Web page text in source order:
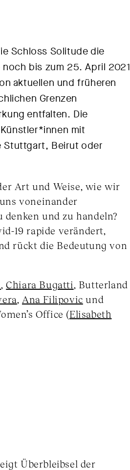
Schloss Solitude die
bis zum 25. April 2021
aktuellen und früheren
Grenzen
entfalten. Die
mit
Stuttgart, Beirut oder
Art und Weise, wie wir
voneinander
und zu handeln?
19 rapide verändert,
rückt die Bedeutung von
,Chiara Bugatti, Butterland
, Ana Filipovic und
Office (Elisabeth
Überbleibsel der